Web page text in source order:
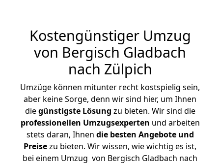
Kostengünstiger Umzug
von Bergisch Gladbach
nach Zülpich
Umzüge können mitunter recht kostspielig sein,
aber keine Sorge, denn wir sind hier, um Ihnen
diegünstigste Lösung zu bieten. Wir sind die
professionellen Umzugsexperten und arbeiten
stets daran, Ihnen die besten Angebote und
Preisezu bieten. Wir wissen, wie wichtig es ist,
bei einem Umzug von Bergisch Gladbach nach